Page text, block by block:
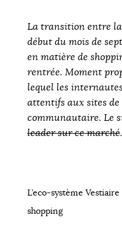
La transition entre la
début du mois de
en matière de
rentrée. Moment
lequel les
attentifs aux sites de
communautaire. Le
leader sur ce marché.
L’eco-système
shopping